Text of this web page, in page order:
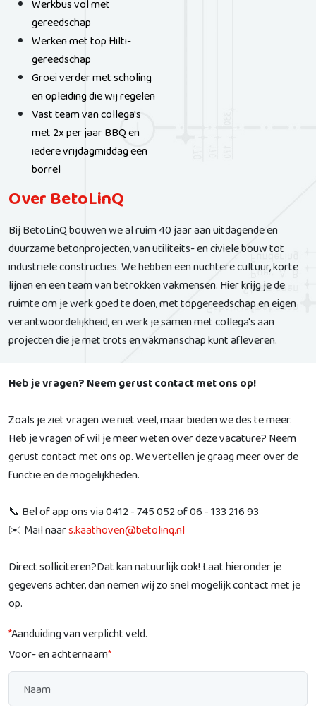
Werkbus vol met
gereedschap
Werken met top Hilti-
gereedschap
Groei verder met scholing
en opleiding die wij regelen
Vast team van collega's
met 2x per jaar BBQ en
iedere vrijdagmiddag een
borrel
Over BetoLinQ
Bij BetoLinQ bouwen we al ruim 40 jaar aan uitdagende en
duurzame betonprojecten, van utiliteits- en civiele bouw tot
industriële constructies. We hebben een nuchtere cultuur, korte
lijnen en een team van betrokken vakmensen. Hier krijg je de
ruimte om je werk goed te doen, met topgereedschap en eigen
verantwoordelijkheid, en werk je samen met collega's aan
projecten die je met trots en vakmanschap kunt afleveren.
Heb je vragen? Neem gerust contact met ons op!
Zoals je ziet vragen we niet veel, maar bieden we des te meer.
Heb je vragen of wil je meer weten over deze vacature? Neem
gerust contact met ons op. We vertellen je graag meer over de
functie en de mogelijkheden.
📞 Bel of app ons via 0412 - 745 052 of 06 - 133 216 93
✉️ Mail naars.kaathoven@betolinq.nl
Direct solliciteren?Dat kan natuurlijk ook! Laat hieronder je
gegevens achter, dan nemen wij zo snel mogelijk contact met je
op.
*Aanduiding van verplicht veld.
Voor- en achternaam*